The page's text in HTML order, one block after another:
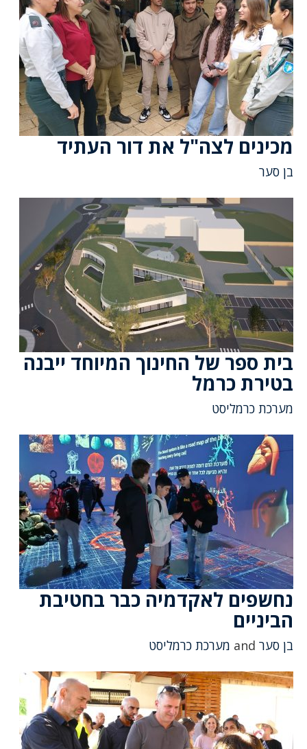
מכינים לצה"ל את דור העתיד
בן סער
בית ספר של החינוך המיוחד ייבנה
בטירת כרמל
מערכת כרמליסט
נחשפים לאקדמיה כבר בחטיבת
הביניים
בן סער מערכת כרמליסט